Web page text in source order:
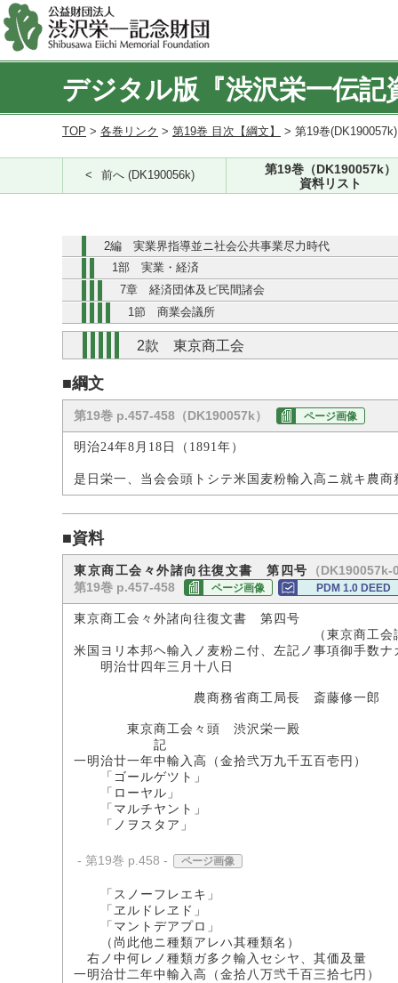
デジタル版『渋沢栄一伝記
TOP > 各巻リンク > 第19巻 目次【綱文】 > 第19巻
前へ (DK190056k)
第19巻（DK190057k）
資料リスト
2編 実業界指導並ニ社会公共事業尽力時代
1部 実業・経済
7章 経済団体及ビ民間諸会
1節 商業会議所
2款 東京商工会
■綱文
第19巻 p.457-458（DK190057k） ページ画像
明治24年8月18日（1891年）
是日栄一、当会会頭トシテ米国麦粉輸入高ニ就キ農
■資料
東京商工会々外諸向往復文書 第四号
（DK190057k-
第19巻 p.457-458
ページ画像 PDM 1.0 DEED
東京商工会々外諸向往復文書 第四号
（東京商工会議所所
米国ヨリ本邦ヘ輸入ノ麦粉ニ付、左記ノ事項御手数
明治廿四年三月十八日
農商務省商工局長 斎藤修一郎
東京商工会々頭 渋沢栄一殿
記
一明治廿一年中輸入高（金拾弐万九千五百壱円）
「ゴールゲツト」
「ローヤル」
「マルチヤント」
「ノヲスタア」
- 第19巻 p.458 - ページ画像
「スノーフレエキ」
「ヱルドレヱド」
「マントデアプロ」
（尚此他ニ種類アレハ其種類名）
右ノ中何レノ種類ガ多ク輸入セシヤ、其価及量
一明治廿二年中輸入高（金拾八万弐千百三拾七円）